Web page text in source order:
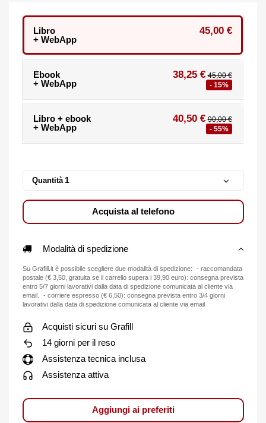
Libro
+ WebApp
45,00 €
Ebook
+ WebApp
38,25 € 45,00 €
- 15%
Libro + ebook
+ WebApp
40,50 € 90,00 €
- 55%
Quantità
Acquista al telefono
Modalità di spedizione
Su Grafill.it è possibile scegliere due modalità di spedizione: - raccomandata
postale (€ 3,50, gratuita se il carrello supera i 39,90 euro): consegna prevista
entro 5/7 giorni lavorativi dalla data di spedizione comunicata al cliente via
email. - corriere espresso (€ 6,50): consegna prevista entro 3/4 giorni
lavorativi dalla data di spedizione comunicata al cliente via email
Acquisti sicuri su Grafill
14 giorni per il reso
Assistenza tecnica inclusa
Assistenza attiva
Aggiungi ai preferiti